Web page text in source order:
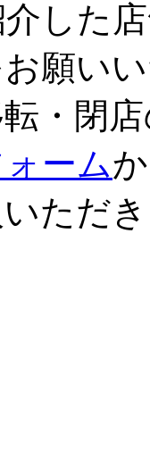
した
願い
・閉
ーム
ただ